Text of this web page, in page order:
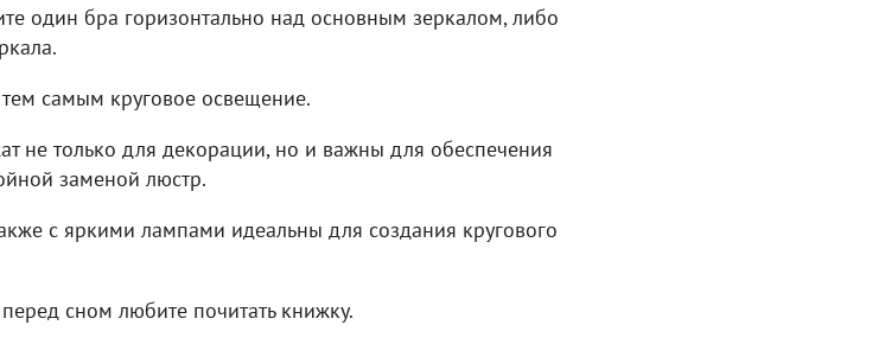
один бра горизонтально над основным зеркалом, либо
тем самым круговое освещение.
не только для декорации, но и важны для обеспечения
заменой люстр.
с яркими лампами идеальны для создания кругового
сном любите почитать книжку.